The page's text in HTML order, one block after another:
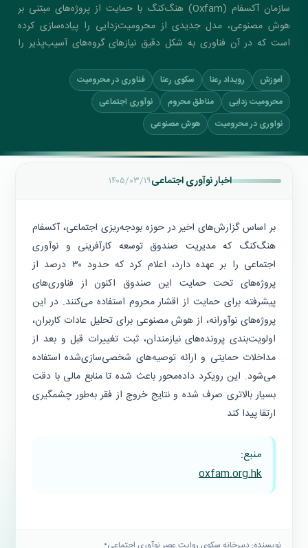
سازمان آکسفام (Oxfam) هنگ‌کنگ با حمایت از پروژه‌های مبتنی بر
هوش مصنوعی، مدل جدیدی از محرومیت‌زدایی را پیاده‌سازی کرده
است که در آن فناوری به شکل دقیق نیازهای گروه‌های آسیب‌پذیر را
آموزش رویداد رعنا سکوی رعنا
فناوری در محرومیت
محرومیت زدایی
مناطق محروم
نوآوری اجتماعی
نواوری در محرومیت
هوش مصنوعی
اخبار نوآوری اجتماعی۱۴۰۵/۰۳/۱۹
بر اساس گزارش‌های اخیر در حوزه بودجه‌ریزی اجتماعی، آکسفام
هنگ‌کنگ که مدیریت صندوق توسعه کارآفرینی و نوآوری
اجتماعی را بر عهده دارد، اعلام کرد که حدود ۳۰ درصد از
پروژه‌های تحت حمایت این صندوق اکنون از فناوری‌های
پیشرفته برای حمایت از اقشار محروم استفاده می‌کنند. در این
پروژه‌های نوآورانه، از هوش مصنوعی برای تحلیل عادات کاربران،
اولویت‌بندی پرونده‌های نیازمندان، ثبت تغییرات قبل و بعد از
مداخلات حمایتی و ارائه توصیه‌های شخصی‌سازی‌شده استفاده
می‌شود. این رویکرد داده‌محور باعث شده تا منابع مالی با دقت
بسیار بالاتری صرف شده و نتایج خروج از فقر به‌طور چشمگیری
ارتقا پیدا کند
منبع:
oxfam.org.hk